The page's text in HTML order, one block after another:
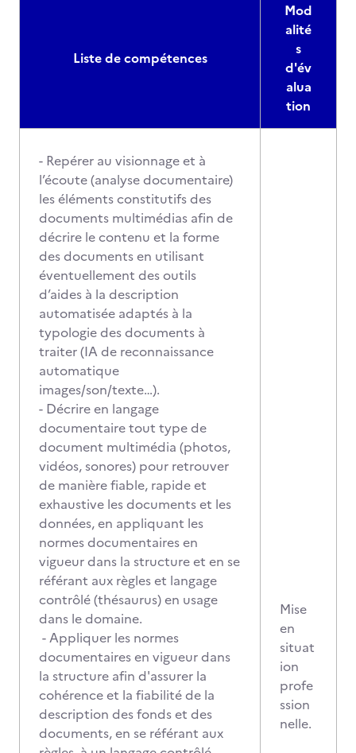
Liste de compétences
Mod
alité
s
d'év
alua
tion
- Repérer au visionnage et à
l’écoute (analyse documentaire)
les éléments constitutifs des
documents multimédias afin de
décrire le contenu et la forme
des documents en utilisant
éventuellement des outils
d’aides à la description
automatisée adaptés à la
typologie des documents à
traiter (IA de reconnaissance
automatique
images/son/texte…).
- Décrire en langage
documentaire tout type de
document multimédia (photos,
vidéos, sonores) pour retrouver
de manière fiable, rapide et
exhaustive les documents et les
données, en appliquant les
normes documentaires en
vigueur dans la structure et en se
référant aux règles et langage
contrôlé (thésaurus) en usage
dans le domaine.
- Appliquer les normes
documentaires en vigueur dans
la structure afin d'assurer la
cohérence et la fiabilité de la
description des fonds et des
documents, en se référant aux
Mise
en
situat
ion
profe
ssion
nelle.